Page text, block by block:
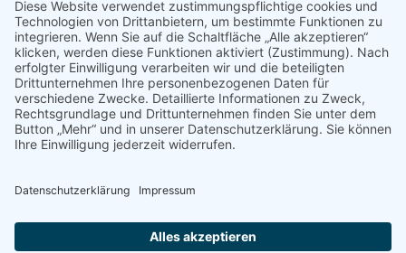
Allgemein Vonbdsadmin 14. April 2021
Sehr geehrte Frau Bundeskanzlerin, sehr geehrter
Herr Bundesminister Scholz, sehr geehrter Herr
Bundesminister Altmaier, wir wenden uns heute
an Sie, nicht nur mit einem Appell, sondern
vielmehr mit einem Hilferuf. Vertrauen Sie bitte auf
Unternehmen zeichnen, ist fatal und zudem ein